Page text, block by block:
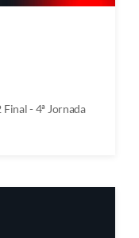
- 4ª Jornada